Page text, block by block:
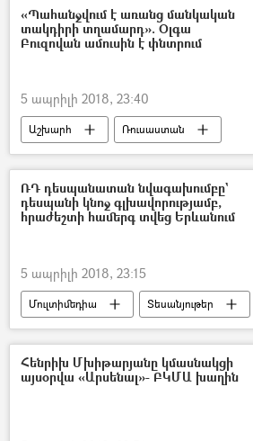
մշակույթ
Տնտեսություն
«Պահանջվում է առանց մանկական
տակդիրի տղամարդ». Օլգա
Բուզովան ամուսին է փնտրում
5 ապրիլի 2018, 23:40
Աշխարհ Ռուսաստան
ՌԴ դեսպանատան նվագախումբը`
դեսպանի կնոջ գլխավորությամբ,
հրաժեշտի համերգ տվեց Երևանում
5 ապրիլի 2018, 23:15
Մուլտիմեդիա Տեսանյութեր
Հենրիխ Մխիթարյանը կմասնակցի
այսօրվա «Արսենալ»- ԲԿՄԱ խաղին